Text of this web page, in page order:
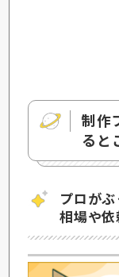
制作
ると
プロが
相場や